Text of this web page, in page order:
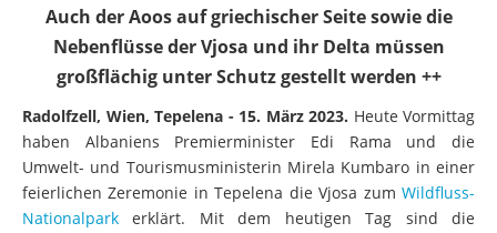
Auch der Aoos auf griechischer Seite sowie die
Nebenflüsse der Vjosa und ihr Delta müssen
großflächig unter Schutz gestellt werden ++
Radolfzell, Wien, Tepelena - 15. März 2023. Heute Vormittag
haben Albaniens Premierminister Edi Rama und die
Umwelt- und Tourismusministerin Mirela Kumbaro in einer
feierlichen Zeremonie in Tepelena die Vjosa zum Wildfluss-
Nationalpark erklärt. Mit dem heutigen Tag sind die